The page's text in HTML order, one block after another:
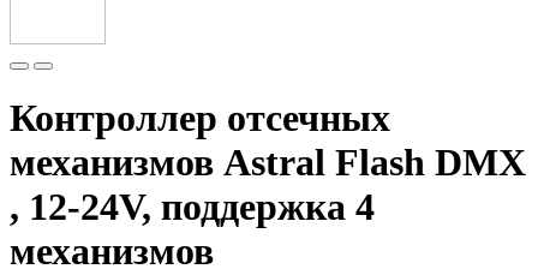
Контроллер отсечных
механизмов Astral Flash DMX
, 12-24V, поддержка 4
механизмов